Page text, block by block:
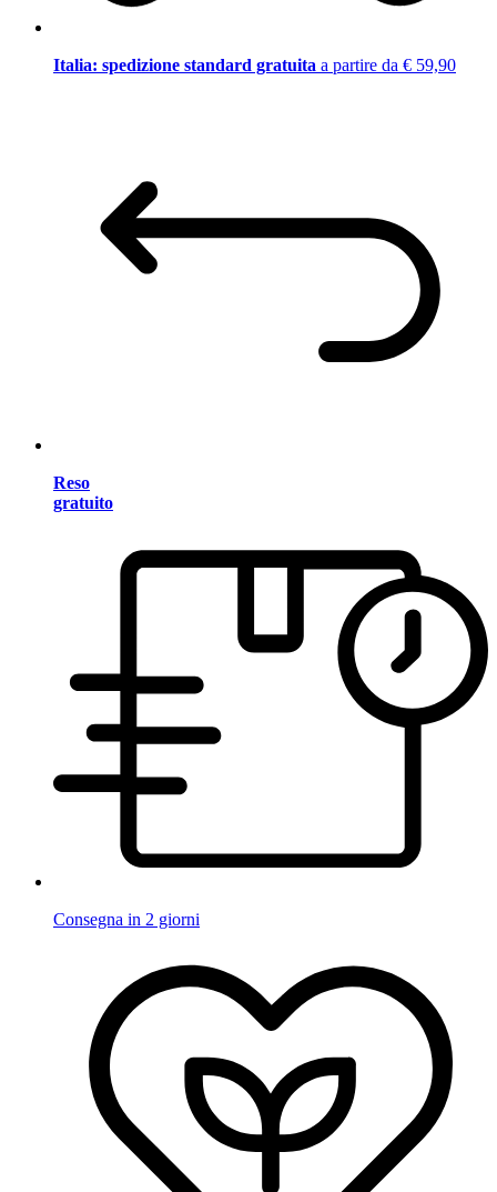
Italia: spedizione standard gratuita a partire da € 59,90
Reso
gratuito
Consegna in 2 giorni